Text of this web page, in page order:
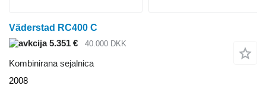
Väderstad RC400 C
5.351 €
40.000 DKK
Kombinirana sejalnica
2008